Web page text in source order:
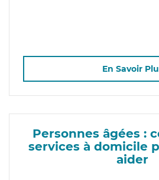
En Savoir
Personnes âgées :
services à domicile
aider